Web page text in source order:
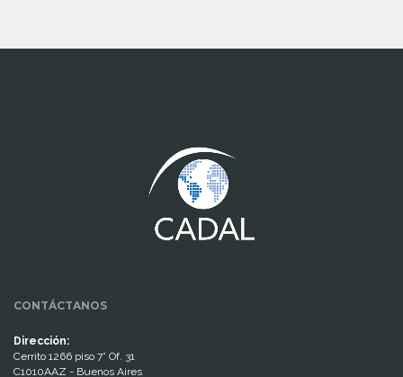
CONTÁCTANOS
Dirección:
Cerrito 1266 piso 7° Of. 31
C1010AAZ - Buenos Aires